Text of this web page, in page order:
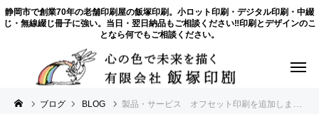
静岡市で創業70年の老舗印刷屋の飯塚印刷。小ロット印刷・デジタル印刷・中綴
じ・無線綴じ冊子に強い。当日・翌日納品もご相談ください‼印刷とデザインのこ
となら何でもご相談ください。
ブログ BLOG 製品・サービス オフセット印刷を追加しました。